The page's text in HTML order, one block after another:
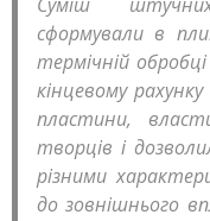
сформували в
термічній
кінцевому
пластини,
творців і
різними
до зовнішнього